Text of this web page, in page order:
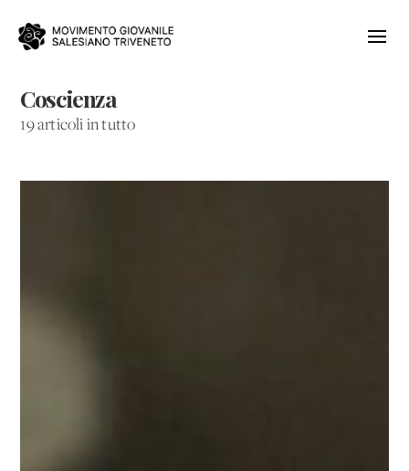
Coscienza
19 articoli in tutto